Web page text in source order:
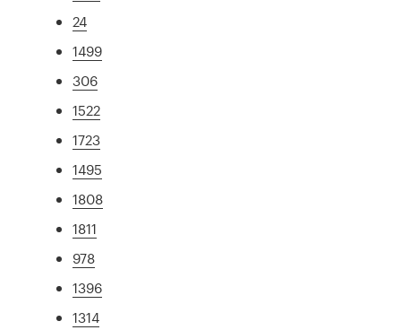
24
1499
306
1522
1723
1495
1808
1811
978
1396
1314